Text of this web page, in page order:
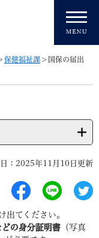
保健福祉課 > 国保の届出
：2025年11月10日更新
出てください。
どの身分証明書 （写真